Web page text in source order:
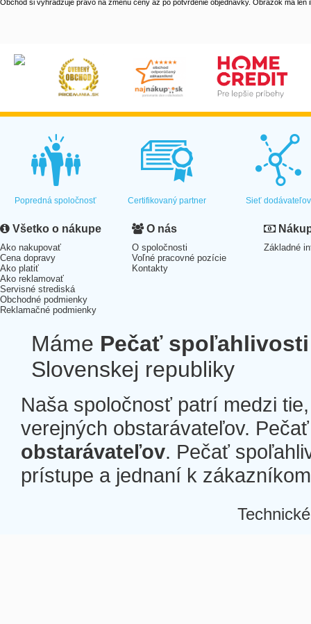
Obchod si vyhradzuje právo na zmenu ceny až po potvrdenie objednávky. Obrázok má len
Popredná spoločnosť Certifikovaný partner Sieť dodávateľov
Všetko o nákupe
Ako nakupovať
Cena dopravy
Ako platiť
Ako reklamovať
Servisné strediská
Obchodné podmienky
Reklamačné podmienky
O nás
O spoločnosti
Voľné pracovné pozície
Kontakty
Základné
Máme Pečať spoľahlivosti
Slovenskej republiky
Naša spoločnosť patrí medzi
verejných obstarávateľov.
obstarávateľov. Pečať
prístupe a jednaní k